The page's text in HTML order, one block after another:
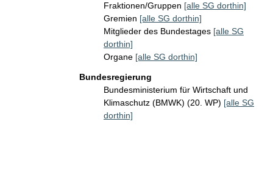
Fraktionen/Gruppen [alle SG dorthin]
Gremien [alle SG dorthin]
Mitglieder des Bundestages [alle SG
dorthin]
Organe [alle SG dorthin]
Bundesregierung
Bundesministerium für Wirtschaft und
Klimaschutz (BMWK) (20. WP) [alle SG
dorthin]